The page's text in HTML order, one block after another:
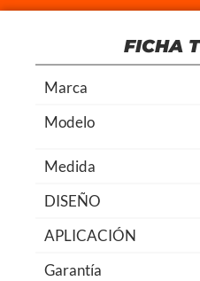
FICHA
Marca
Modelo
Medida
DISEÑO
APLICACIÓN
Garantía